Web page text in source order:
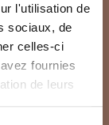
l'utilisation de
sociaux, de
celles-ci
fournies
de leurs